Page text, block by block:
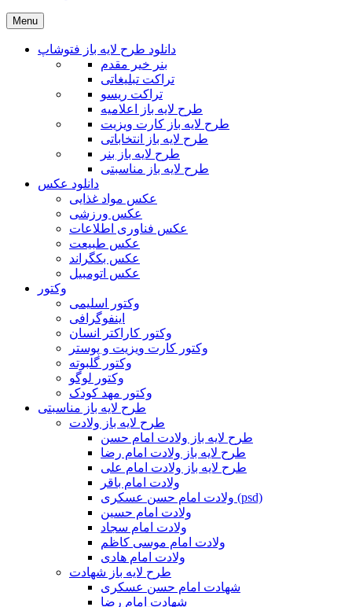
Menu
دانلود طرح لایه باز فتوشاپ
بنر خیر مقدم
تراکت تبلیغاتی
تراکت ریسو
طرح لایه باز اعلامیه
طرح لایه باز کارت ویزیت
طرح لایه باز انتخاباتی
طرح لایه باز بنر
طرح لایه باز مناسبتی
دانلود عکس
عکس مواد غذایی
عکس ورزشی
عکس فناوری اطلاعات
عکس طبیعت
عکس بکگراند
عکس اتومبیل
وکتور
وکتور اسلیمی
اینفوگرافی
وکتور کاراکتر انسان
وکتور کارت ویزیت و پوستر
وکتور گلبوته
وکتور لوگو
وکتور مهد کودک
طرح لایه باز مناسبتی
طرح لایه باز ولادت
طرح لایه باز ولادت امام حسن
طرح لایه باز ولادت امام رضا
طرح لایه باز ولادت امام علی
ولادت امام باقر
ولادت امام حسن عسکری (psd)
ولادت امام حسین
ولادت امام سجاد
ولادت امام موسی کاظم
ولادت امام هادی
طرح لایه باز شهادت
شهادت امام حسن عسکری
شهادت امام رضا